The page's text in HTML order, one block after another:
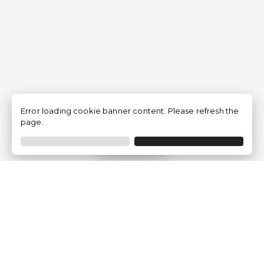
Filtrar
Error loading cookie banner content. Please refresh the
page.